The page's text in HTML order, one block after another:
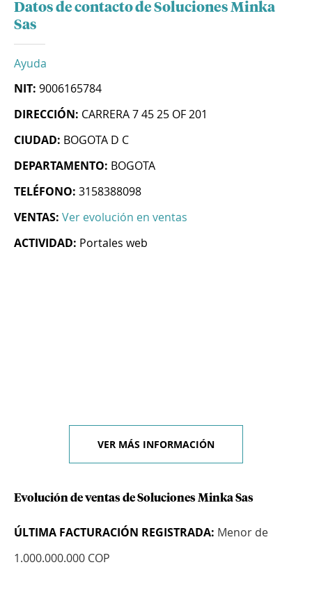
Datos de contacto de Soluciones Minka
Sas
Ayuda
NIT: 9006165784
DIRECCIÓN: CARRERA 7 45 25 OF 201
CIUDAD: BOGOTA D C
DEPARTAMENTO: BOGOTA
TELÉFONO: 3158388098
VENTAS: Ver evolución en ventas
ACTIVIDAD: Portales web
VER MÁS INFORMACIÓN
Evolución de ventas de Soluciones Minka Sas
ÚLTIMA FACTURACIÓN REGISTRADA: Menor de
1.000.000.000 COP